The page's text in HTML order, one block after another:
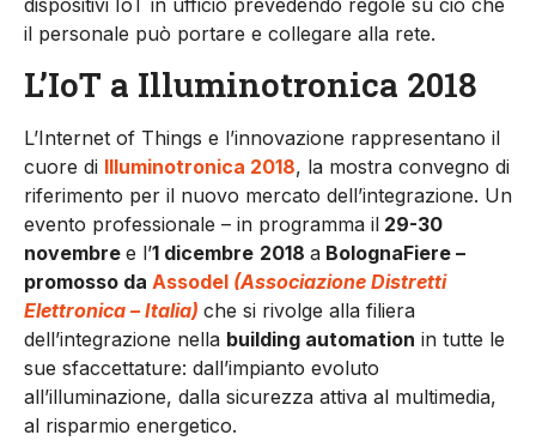
il personale può portare e collegare alla rete.
L’IoT a Illuminotronica 2018
L’Internet of Things e l’innovazione rappresentano il
cuore di Illuminotronica 2018, la mostra convegno di
riferimento per il nuovo mercato dell’integrazione. Un
evento professionale – in programma il 29-30
novembre e l’1 dicembre 2018 a BolognaFiere –
promosso da Assodel (Associazione Distretti
Elettronica – Italia) che si rivolge alla filiera
dell’integrazione nella building automation in tutte le
sue sfaccettature: dall’impianto evoluto
all’illuminazione, dalla sicurezza attiva al multimedia,
al risparmio energetico.